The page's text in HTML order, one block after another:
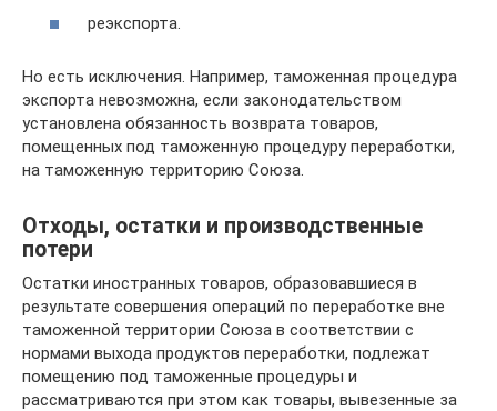
реэкспорта.
Но есть исключения. Например, таможенная процедура
экспорта невозможна, если законодательством
установлена обязанность возврата товаров,
помещенных под таможенную процедуру переработки,
на таможенную территорию Союза.
Отходы, остатки и производственные
потери
Остатки иностранных товаров, образовавшиеся в
результате совершения операций по переработке вне
таможенной территории Союза в соответствии с
нормами выхода продуктов переработки, подлежат
помещению под таможенные процедуры и
рассматриваются при этом как товары, вывезенные за